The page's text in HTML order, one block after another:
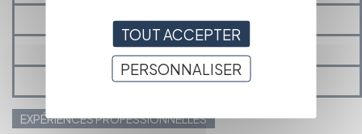
MÉDIAS
PROJETS EN COURS ET À VENIR
MES ANNONCES ET ACTUALITÉS
EXPÉRIENCES PROFESSIONNELLES
TOUT ACCEPTER
PERSONNALISER